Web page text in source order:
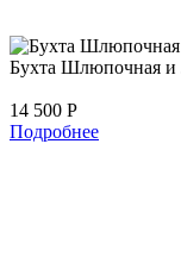
Бухта Шлюпочная и
14 500 Р
Подробнее